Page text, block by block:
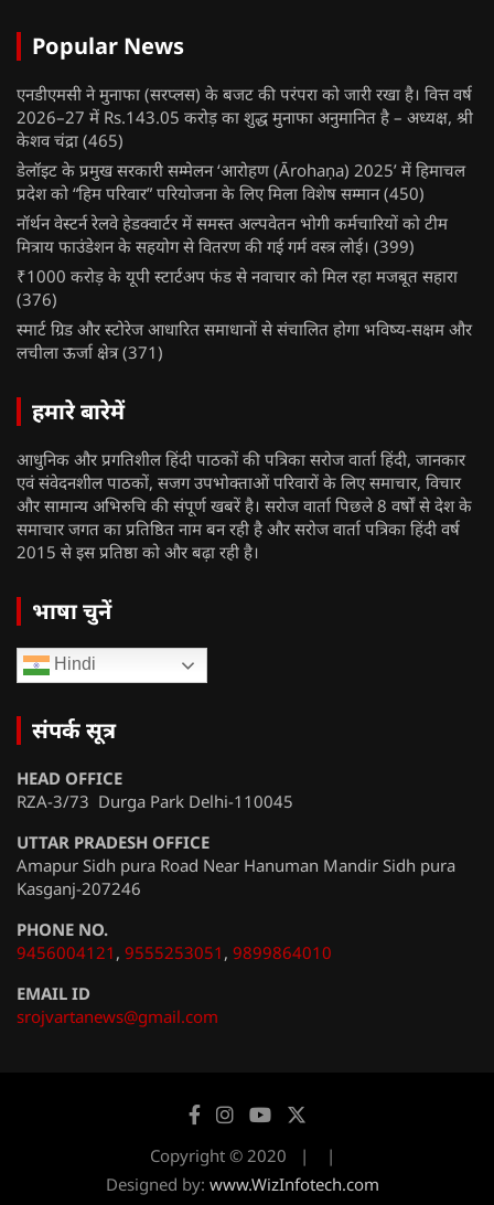
Popular News
एनडीएमसी ने मुनाफा (सरप्लस) के बजट की परंपरा को जारी रखा है। वित्त वर्ष
2026–27 में Rs.143.05 करोड़ का शुद्ध मुनाफा अनुमानित है – अध्यक्ष, श्री
केशव चंद्रा (465)
डेलॉइट के प्रमुख सरकारी सम्मेलन ‘आरोहण (Ārohaṇa) 2025’ में हिमाचल
प्रदेश को “हिम परिवार” परियोजना के लिए मिला विशेष सम्मान (450)
नॉर्थन वेस्टर्न रेलवे हेडक्वार्टर में समस्त अल्पवेतन भोगी कर्मचारियों को टीम
मित्राय फाउंडेशन के सहयोग से वितरण की गई गर्म वस्त्र लोई। (399)
₹1000 करोड़ के यूपी स्टार्टअप फंड से नवाचार को मिल रहा मजबूत सहारा
(376)
स्मार्ट ग्रिड और स्टोरेज आधारित समाधानों से संचालित होगा भविष्य-सक्षम और
लचीला ऊर्जा क्षेत्र (371)
हमारे बारेमें
आधुनिक और प्रगतिशील हिंदी पाठकों की पत्रिका सरोज वार्ता हिंदी, जानकार
एवं संवेदनशील पाठकों, सजग उपभोक्ताओं परिवारों के लिए समाचार, विचार
और सामान्य अभिरुचि की संपूर्ण खबरें है। सरोज वार्ता पिछले 8 वर्षों से देश के
समाचार जगत का प्रतिष्ठित नाम बन रही है और सरोज वार्ता पत्रिका हिंदी वर्ष
2015 से इस प्रतिष्ठा को और बढ़ा रही है।
भाषा चुनें
Hindi
संपर्क सूत्र
HEAD OFFICE
RZA-3/73 Durga Park Delhi-110045
UTTAR PRADESH OFFICE
Amapur Sidh pura Road Near Hanuman Mandir Sidh pura
Kasganj-207246
PHONE NO.
9456004121 , 9555253051 , 9899864010
EMAIL ID
srojvartanews@gmail.com
Copyright © 2020
Designed by: www.WizInfotech.com